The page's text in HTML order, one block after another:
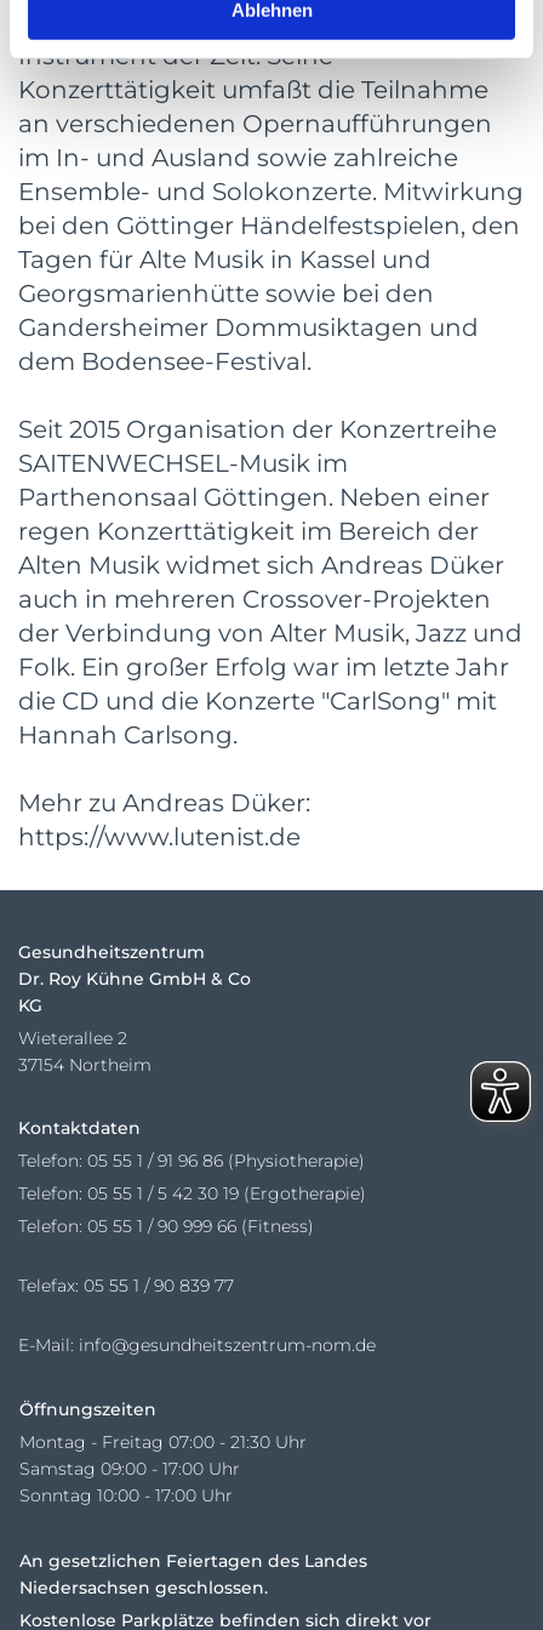
Ablehnen
der Klassik und Frühromantik auf einem
Instrument der Zeit. Seine
Konzerttätigkeit umfaßt die Teilnahme
an verschiedenen Opernaufführungen
im In- und Ausland sowie zahlreiche
Ensemble- und Solokonzerte. Mitwirkung
bei den Göttinger Händelfestspielen, den
Tagen für Alte Musik in Kassel und
Georgsmarienhütte sowie bei den
Gandersheimer Dommusiktagen und
dem Bodensee-Festival.
Seit 2015 Organisation der Konzertreihe
SAITENWECHSEL-Musik im
Parthenonsaal Göttingen. Neben einer
regen Konzerttätigkeit im Bereich der
Alten Musik widmet sich Andreas Düker
auch in mehreren Crossover-Projekten
der Verbindung von Alter Musik, Jazz und
Folk. Ein großer Erfolg war im letzte Jahr
die CD und die Konzerte "CarlSong" mit
Hannah Carlsong.
Mehr zu Andreas Düker:
https://www.lutenist.de
Gesundheitszentrum
Dr. Roy Kühne GmbH & Co
KG
Wieterallee 2
37154 Northeim
Kontaktdaten
Telefon: 05 55 1 / 91 96 86 (Physiotherapie)
Telefon: 05 55 1 / 5 42 30 19 (Ergotherapie)
Telefon: 05 55 1 / 90 999 66 (Fitness)
Telefax: 05 55 1 / 90 839 77
E-Mail: info@gesundheitszentrum-nom.de
Öffnungszeiten
Montag - Freitag 07:00 - 21:30 Uhr
Samstag 09:00 - 17:00 Uhr
Sonntag 10:00 - 17:00 Uhr
An gesetzlichen Feiertagen des Landes
Niedersachsen geschlossen.
Kostenlose Parkplätze befinden sich direkt vor